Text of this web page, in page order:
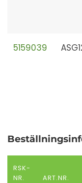
5159039
RSK-
NR.
ART.NR.